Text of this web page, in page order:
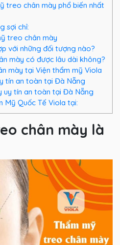
treo chân mày phổ biến nhất
sợi chỉ:
treo chân mày
với những đối tượng nào?
mày có được lâu dài không?
mày tại Viện thẩm mỹ Viola
tín an toàn tại Đà Nẵng
uy tín an toàn tại Đà Nẵng
Mỹ Quốc Tế Viola tại:
chân mày là